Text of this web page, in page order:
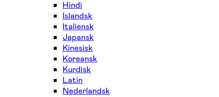
Hindi
Islandsk
Italiensk
Japansk
Kinesisk
Koreansk
Kurdisk
Latin
Nederlandsk